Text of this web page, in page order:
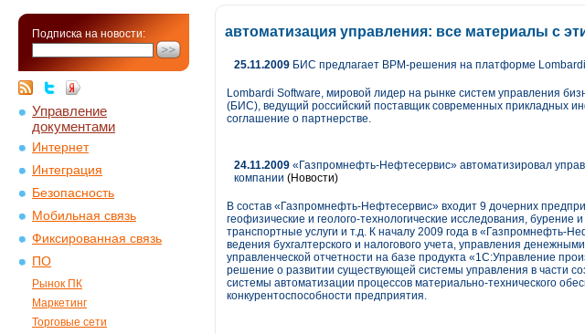
Подписка на новости:
Управление
документами
Интернет
Интеграция
Безопасность
Мобильная связь
Фиксированная связь
ПО
Рынок ПК
Маркетинг
Торговые сети
автоматизация управления: все материалы с
25.11.2009 БИС предлагает BPM-решения на платформе
Lombardi Software, мировой лидер на рынке систем управления
(БИС), ведущий российский поставщик современных прикладных
соглашение о партнерстве.
24.11.2009 «Газпромнефть-Нефтесервис» автоматизировал
компании (Новости)
В состав «Газпромнефть-Нефтесервис» входит 9 дочерних
геофизические и геолого-технологические исследования,
транспортные услуги и т.д. К началу 2009 года в
ведения бухгалтерского и налогового учета, управления
управленческой отчетности на базе продукта «1С:Управление
решение о развитии существующей системы управления в части
системы автоматизации процессов материально-технического
конкурентоспособности предприятия.